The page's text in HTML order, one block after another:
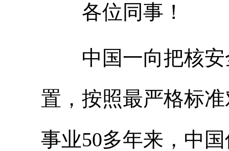
各位同事！
中国一向把核安
置，按照最严格标
事业50多年来，中